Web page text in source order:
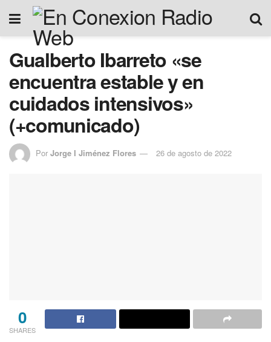
Gualberto Ibarreto «se
encuentra estable y en
cuidados intensivos»
(+comunicado)
Por Jorge I Jiménez Flores 26 de agosto de 2022
0
SHARES